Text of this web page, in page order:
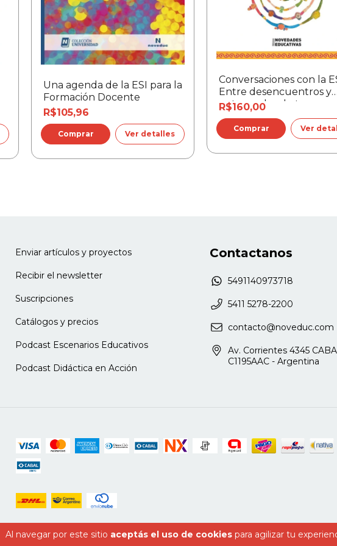
Al navegar por este sitio aceptás el uso de cookiespara agilizar tu
Una agenda de la ESI para la
Formación Docente
R$105,96
Ver detalles
Conversaciones con la
Entre desencuentros y
entramados de ternura
R$160,00
Ver
Enviar artículos y proyectos
Recibir el newsletter
Suscripciones
Catálogos y precios
Podcast Escenarios Educativos
Podcast Didáctica en Acción
Contactanos
5491140973718
5411 5278-2200
contacto@noveduc.com
Av. Corrientes 4345
C1195AAC - Argentina